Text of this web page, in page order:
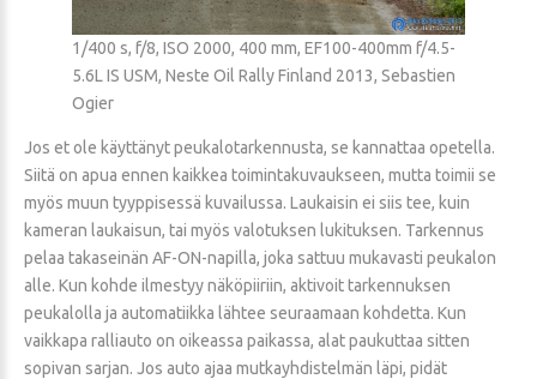
1/400 s, f/8, ISO 2000, 400 mm, EF100-400mm f/4.5-
5.6L IS USM, Neste Oil Rally Finland 2013, Sebastien
Ogier
Jos et ole käyttänyt peukalotarkennusta, se kannattaa opetella.
Siitä on apua ennen kaikkea toimintakuvaukseen, mutta toimii se
myös muun tyyppisessä kuvailussa. Laukaisin ei siis tee, kuin
kameran laukaisun, tai myös valotuksen lukituksen. Tarkennus
pelaa takaseinän AF-ON-napilla, joka sattuu mukavasti peukalon
alle. Kun kohde ilmestyy näköpiiriin, aktivoit tarkennuksen
peukalolla ja automatiikka lähtee seuraamaan kohdetta. Kun
vaikkapa ralliauto on oikeassa paikassa, alat paukuttaa sitten
sopivan sarjan. Jos auto ajaa mutkayhdistelmän läpi, pidät